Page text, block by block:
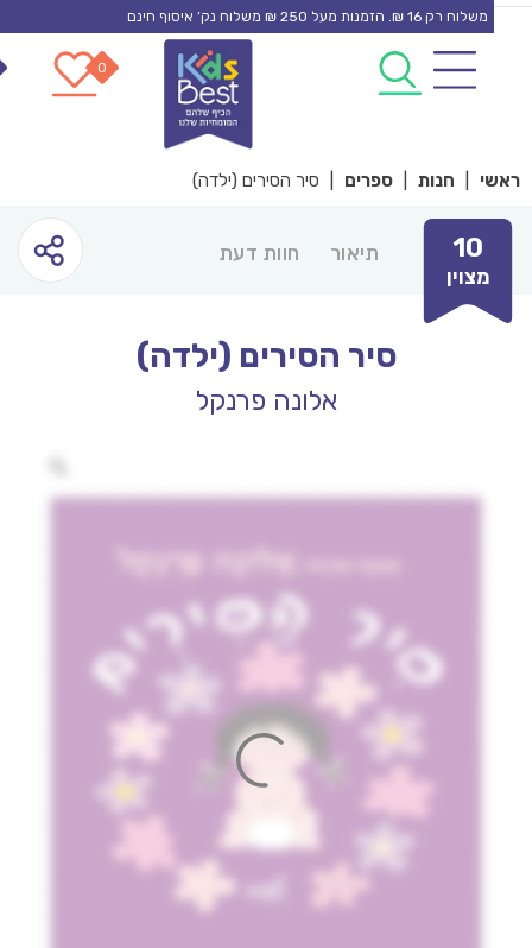
משלוח רק 16 ₪. הזמנות מעל 250 ₪ משלוח נק’ איסוף חינם
| חנות | ספרים | סיר הסירים (ילדה)
מצוין
תיאור חוות דעת
סיר הסירים (ילדה)
אלונה פרנקל